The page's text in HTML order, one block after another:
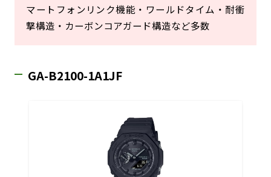
マートフォンリンク機能・ワールドタイム・耐衝
撃構造・カーボンコアガード構造など多数
GA-B2100-1A1JF